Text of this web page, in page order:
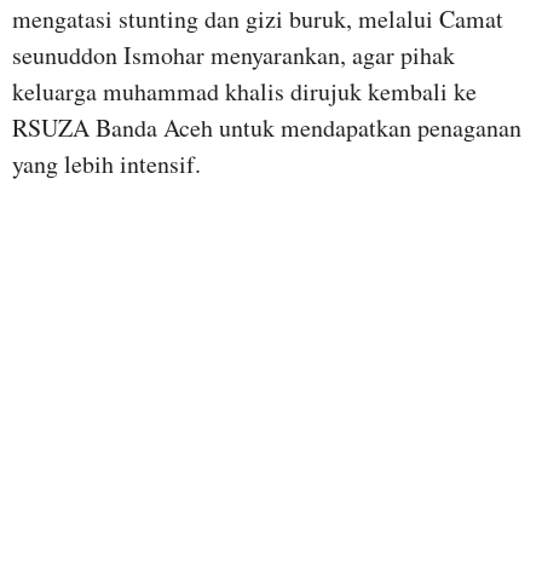
mengatasi stunting dan gizi buruk, melalui Camat
seunuddon Ismohar menyarankan, agar pihak
keluarga muhammad khalis dirujuk kembali ke
RSUZA Banda Aceh untuk mendapatkan penaganan
yang lebih intensif.